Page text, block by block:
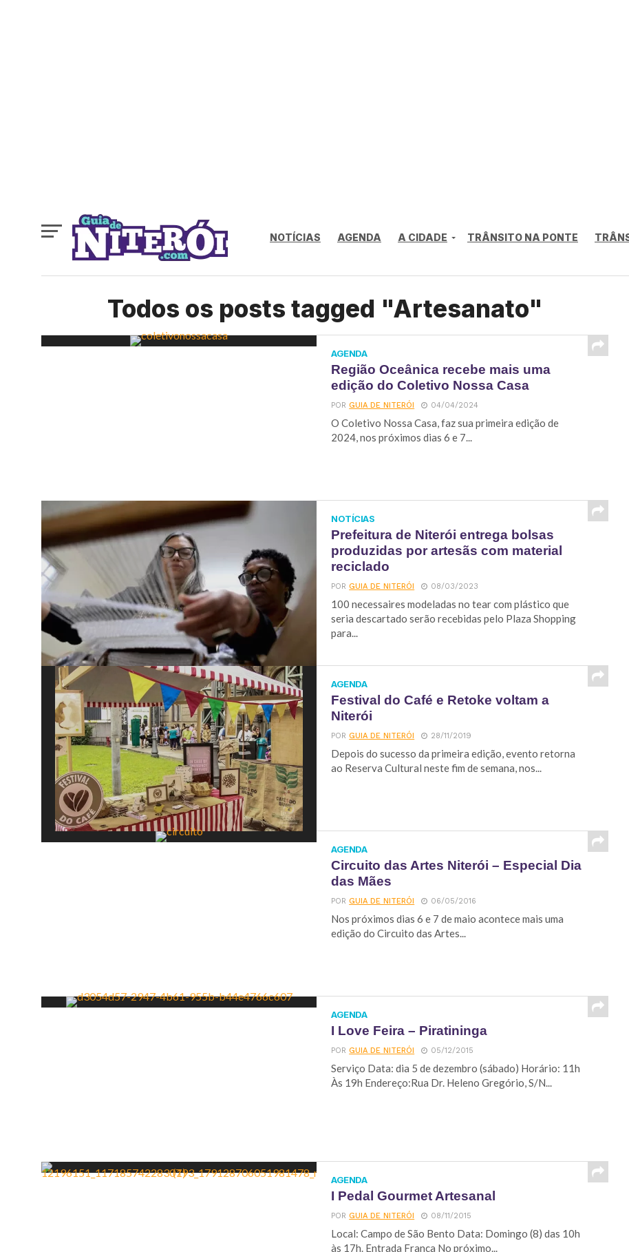
NOTÍCIAS AGENDA A CIDADE TRÂNSITO NA PONTE
Todos os posts tagged "Artesanato"
AGENDA
Região Oceânica recebe mais uma
edição do Coletivo Nossa Casa
PORGUIA DE NITERÓI 04/04/2024
O Coletivo Nossa Casa, faz sua primeira edição de
2024, nos próximos dias 6 e 7...
NOTÍCIAS
Prefeitura de Niterói entrega bolsas
produzidas por artesãs com material
reciclado
PORGUIA DE NITERÓI 08/03/2023
100 necessaires modeladas no tear com plástico que
seria descartado serão recebidas pelo Plaza Shopping
para...
AGENDA
Festival do Café e Retoke voltam a
Niterói
PORGUIA DE NITERÓI 28/11/2019
Depois do sucesso da primeira edição, evento retorna
ao Reserva Cultural neste fim de semana, nos...
AGENDA
Circuito das Artes Niterói – Especial Dia
das Mães
PORGUIA DE NITERÓI 06/05/2016
Nos próximos dias 6 e 7 de maio acontece mais uma
edição do Circuito das Artes...
AGENDA
I Love Feira – Piratininga
PORGUIA DE NITERÓI 05/12/2015
Serviço Data: dia 5 de dezembro (sábado) Horário: 11h
Às 19h Endereço:Rua Dr. Heleno Gregório, S/N...
AGENDA
I Pedal Gourmet Artesanal
PORGUIA DE NITERÓI 08/11/2015
Local: Campo de São Bento Data: Domingo (8) das 10h
às 17h. Entrada Franca No próximo...